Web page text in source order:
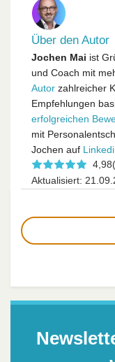
Über den Autor
Jochen Mai ist
und Coach mit
Autor zahlreicher
Empfehlungen
erfolgreichen
mit
Jochen auf
4,98
Aktualisiert: